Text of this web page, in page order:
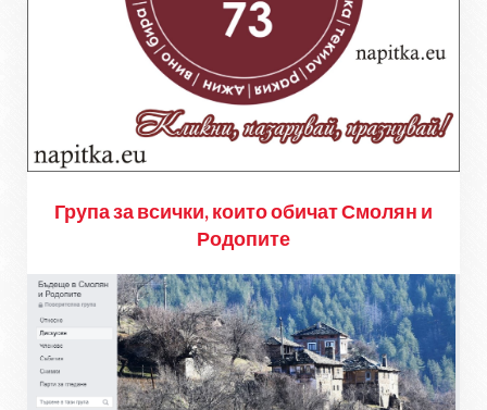
Група за всички, които обичат Смолян и
Родопите